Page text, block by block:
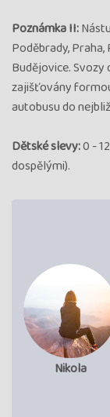
Poznámka II:
Poděbrady,
Budějovice.
zajišťovány
autobusu do
Dětské slevy:0 -
dospělými).
Nikola